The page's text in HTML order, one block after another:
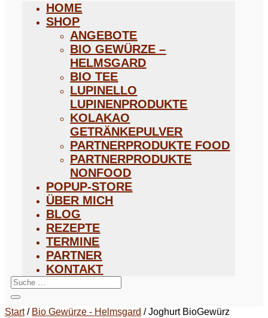
HOME
SHOP
ANGEBOTE
BIO GEWÜRZE –
HELMSGARD
BIO TEE
LUPINELLO
LUPINENPRODUKTE
KOLAKAO
GETRÄNKEPULVER
PARTNERPRODUKTE FOOD
PARTNERPRODUKTE
NONFOOD
POPUP-STORE
ÜBER MICH
BLOG
REZEPTE
TERMINE
PARTNER
KONTAKT
Start/ Bio Gewürze - Helmsgard / Joghurt BioGewürz